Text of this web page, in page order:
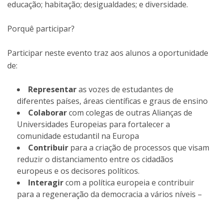
educação; habitação; desigualdades; e diversidade.
Porquê participar?
Participar neste evento traz aos alunos a oportunidade
de:
Representaras vozes de estudantes de
diferentes países, áreas científicas e graus de ensino
Colaborarcom colegas de outras Alianças de
Universidades Europeias para fortalecer a
comunidade estudantil na Europa
Contribuir para a criação de processos que visam
reduzir o distanciamento entre os cidadãos
europeus e os decisores políticos.
Interagircom a política europeia e contribuir
para a regeneração da democracia a vários níveis –